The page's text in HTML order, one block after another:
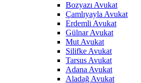
Bozyazı Avukat
Çamlıyayla Avukat
Erdemli Avukat
Gülnar Avukat
Mut Avukat
Silifke Avukat
Tarsus Avukat
Adana Avukat
Aladağ Avukat